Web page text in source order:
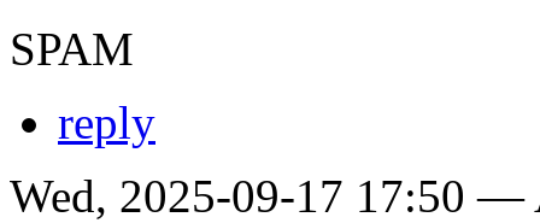
SPAM
reply
Wed, 2025-09-17 17:50 —